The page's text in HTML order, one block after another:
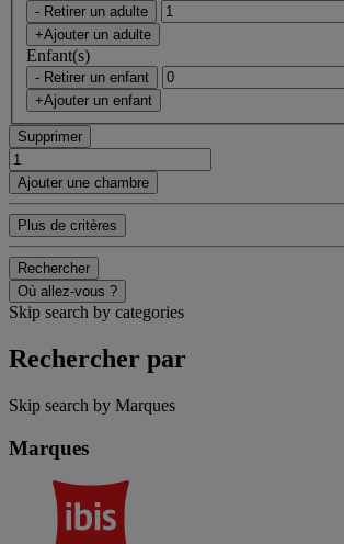
- Retirer un adulte
+Ajouter un adulte
Enfant(s)
- Retirer un enfant
+Ajouter un enfant
Supprimer
Ajouter une chambre
Plus de critères
Rechercher
Où allez-vous ?
Skip search by categories
Rechercher par
Skip search by Marques
Marques